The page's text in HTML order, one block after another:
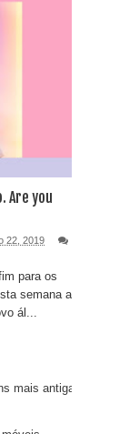
Are you
22, 2019
para os
semana a
ál...
mais antigas